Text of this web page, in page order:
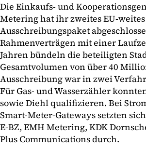
Die Einkaufs- und
Metering hat ihr zweites EU-weites
Ausschreibungspaket
Rahmenverträgen mit einer
Jahren bündeln die beteiligten
Gesamtvolumen von über 40
Ausschreibung war in zwei
Für Gas- und Wasserzähler
sowie Diehl qualifizieren. Bei
Smart-Meter-Gateways setzten
E-BZ, EMH Metering, KDK
Plus Communications durch.